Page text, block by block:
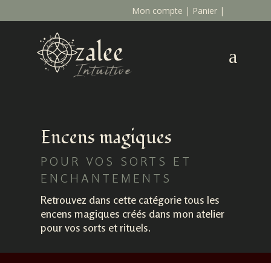
Mon compte | Panier |
a
Encens magiques
POUR VOS SORTS ET
ENCHANTEMENTS
Retrouvez dans cette catégorie tous les
encens magiques créés dans mon atelier
pour vos sorts et rituels.